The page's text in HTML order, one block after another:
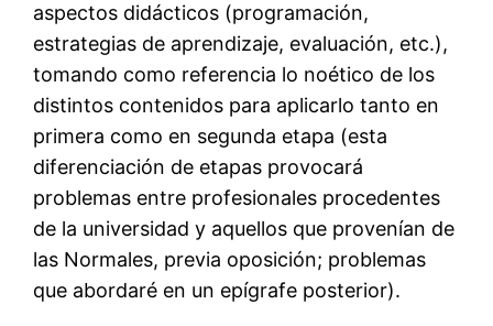
aspectos didácticos (programación,
estrategias de aprendizaje, evaluación, etc.),
tomando como referencia lo noético de los
distintos contenidos para aplicarlo tanto en
primera como en segunda etapa (esta
diferenciación de etapas provocará
problemas entre profesionales procedentes
de la universidad y aquellos que provenían de
las Normales, previa oposición; problemas
que abordaré en un epígrafe posterior).